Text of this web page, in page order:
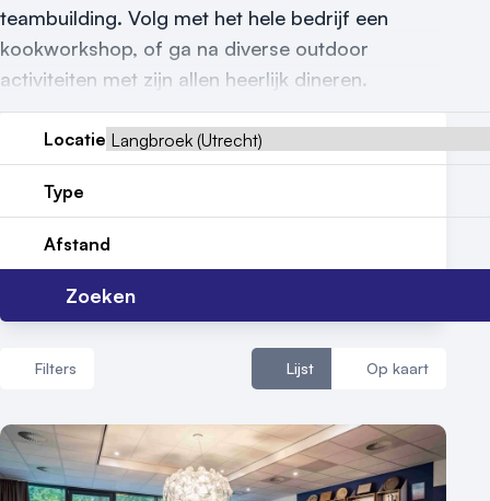
Meld locatie aan
Nieuws
Reviews (5⭐️)
Contact
teambuilding. Volg met het hele bedrijf een
kookworkshop, of ga na diverse outdoor
activiteiten met zijn allen heerlijk dineren.
Locatie
Type
Afstand
Zoeken
Filters Lijst Op kaart
Aantal zalen